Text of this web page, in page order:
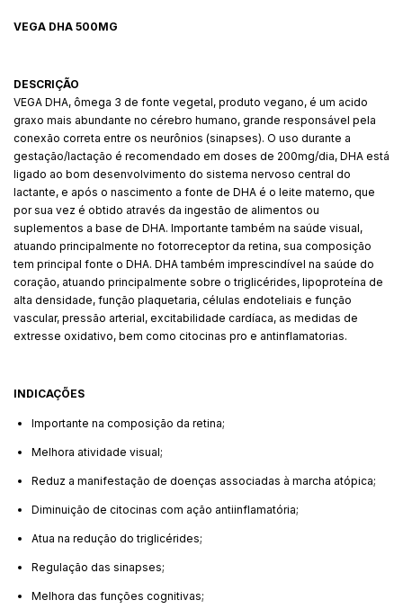
VEGA DHA 500MG
DESCRIÇÃO
VEGA DHA, ômega 3 de fonte vegetal, produto vegano, é um acido
graxo mais abundante no cérebro humano, grande responsável pela
conexão correta entre os neurônios (sinapses). O uso durante a
gestação/lactação é recomendado em doses de 200mg/dia, DHA está
ligado ao bom desenvolvimento do sistema nervoso central do
lactante, e após o nascimento a fonte de DHA é o leite materno, que
por sua vez é obtido através da ingestão de alimentos ou
suplementos a base de DHA. Importante também na saúde visual,
atuando principalmente no fotorreceptor da retina, sua composição
tem principal fonte o DHA. DHA também imprescindível na saúde do
coração, atuando principalmente sobre o triglicérides, lipoproteína de
alta densidade, função plaquetaria, células endoteliais e função
vascular, pressão arterial, excitabilidade cardíaca, as medidas de
extresse oxidativo, bem como citocinas pro e antinflamatorias.
INDICAÇÕES
Importante na composição da retina;
Melhora atividade visual;
Reduz a manifestação de doenças associadas à marcha atópica;
Diminuição de citocinas com ação antiinflamatória;
Atua na redução do triglicérides;
Regulação das sinapses;
Melhora das funções cognitivas;